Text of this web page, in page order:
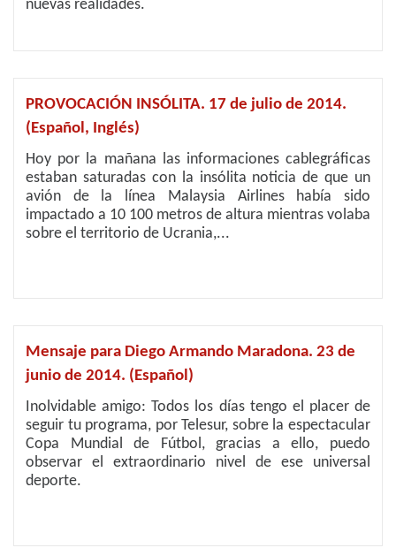
nuevas realidades.
PROVOCACIÓN INSÓLITA. 17 de julio de 2014.
(Español, Inglés)
Hoy por la mañana las informaciones cablegráficas
estaban saturadas con la insólita noticia de que un
avión de la línea Malaysia Airlines había sido
impactado a 10 100 metros de altura mientras volaba
sobre el territorio de Ucrania,...
Mensaje para Diego Armando Maradona. 23 de
junio de 2014. (Español)
Inolvidable amigo: Todos los días tengo el placer de
seguir tu programa, por Telesur, sobre la espectacular
Copa Mundial de Fútbol, gracias a ello, puedo
observar el extraordinario nivel de ese universal
deporte.